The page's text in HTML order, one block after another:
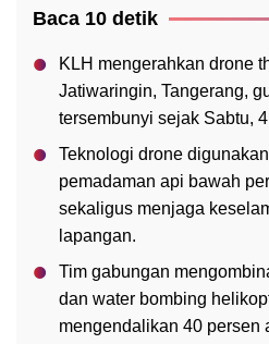
Baca 10 detik
KLH mengerahkan drone
Jatiwaringin, Tangerang,
tersembunyi sejak Sabtu,
Teknologi drone
pemadaman api bawah
sekaligus menjaga
lapangan.
Tim gabungan
dan water bombing
mengendalikan 40 persen